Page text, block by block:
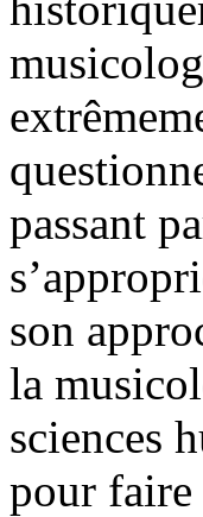
passant
son
la
sciences
pour faire